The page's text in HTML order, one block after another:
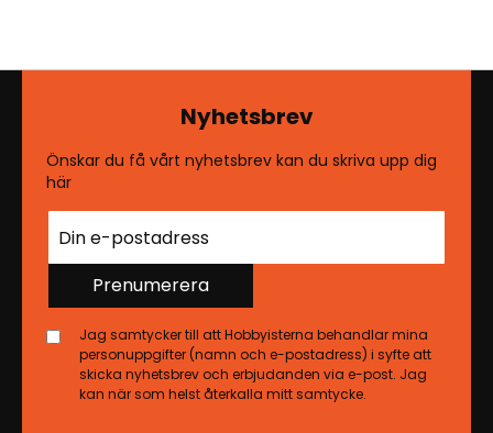
Nyhetsbrev
Önskar du få vårt nyhetsbrev kan du skriva upp dig
här
Prenumerera
Jag samtycker till att Hobbyisterna behandlar mina
personuppgifter (namn och e-postadress) i syfte att
skicka nyhetsbrev och erbjudanden via e-post. Jag
kan när som helst återkalla mitt samtycke.